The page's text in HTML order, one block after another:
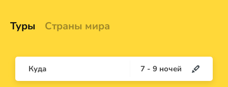
Туры Страны мира
Куда 7 - 9 ночей